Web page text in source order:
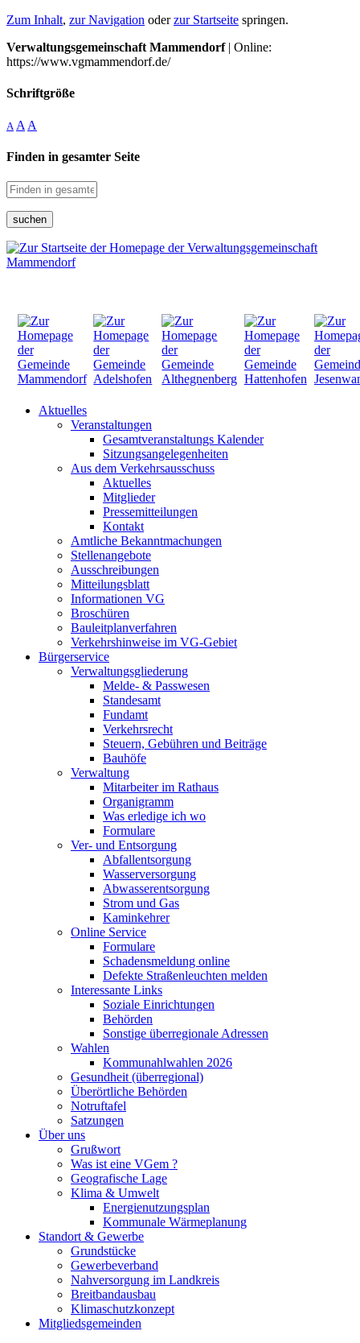
Zum Inhalt, zur Navigation oderzur Startseite springen.
Verwaltungsgemeinschaft Mammendorf| Online:
https://www.vgmammendorf.de/
Schriftgröße
A A A
Finden in gesamter Seite
suchen
Aktuelles
Veranstaltungen
Gesamtveranstaltungs Kalender
Sitzungsangelegenheiten
Aus dem Verkehrsausschuss
Aktuelles
Mitglieder
Pressemitteilungen
Kontakt
Amtliche Bekanntmachungen
Stellenangebote
Ausschreibungen
Mitteilungsblatt
Informationen VG
Broschüren
Bauleitplanverfahren
Verkehrshinweise im VG-Gebiet
Bürgerservice
Verwaltungsgliederung
Melde- & Passwesen
Standesamt
Fundamt
Verkehrsrecht
Steuern, Gebühren und Beiträge
Bauhöfe
Verwaltung
Mitarbeiter im Rathaus
Organigramm
Was erledige ich wo
Formulare
Ver- und Entsorgung
Abfallentsorgung
Wasserversorgung
Abwasserentsorgung
Strom und Gas
Kaminkehrer
Online Service
Formulare
Schadensmeldung online
Defekte Straßenleuchten melden
Interessante Links
Soziale Einrichtungen
Behörden
Sonstige überregionale Adressen
Wahlen
Kommunahlwahlen 2026
Gesundheit (überregional)
Überörtliche Behörden
Notruftafel
Satzungen
Über uns
Grußwort
Was ist eine VGem ?
Geografische Lage
Klima & Umwelt
Energienutzungsplan
Kommunale Wärmeplanung
Standort & Gewerbe
Grundstücke
Gewerbeverband
Nahversorgung im Landkreis
Breitbandausbau
Klimaschutzkonzept
Mitgliedsgemeinden